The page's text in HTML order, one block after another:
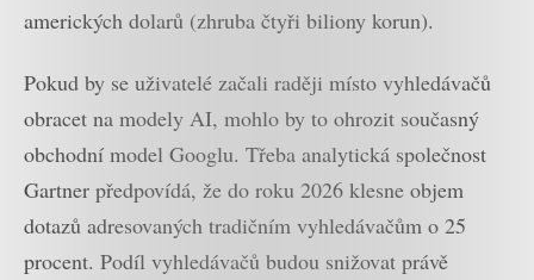
amerických dolarů (zhruba čtyři biliony korun).
Pokud by se uživatelé začali raději místo vyhledávačů
obracet na modely AI, mohlo by to ohrozit současný
obchodní model Googlu. Třeba analytická společnost
Gartner předpovídá, že do roku 2026 klesne objem
dotazů adresovaných tradičním vyhledávačům o 25
procent. Podíl vyhledávačů budou snižovat právě